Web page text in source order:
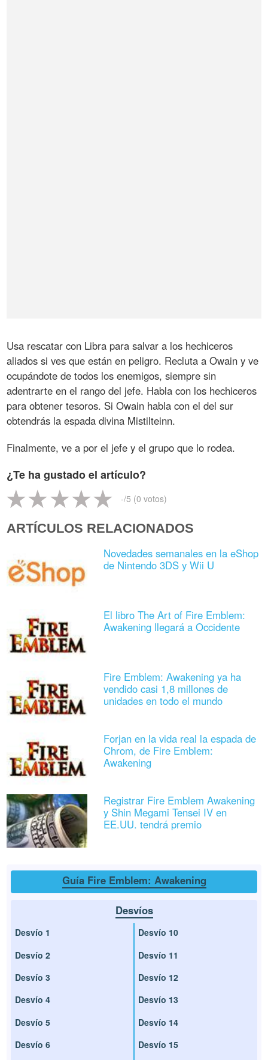
Usa rescatar con Libra para salvar a los hechiceros
aliados si ves que están en peligro. Recluta a Owain y ve
ocupándote de todos los enemigos, siempre sin
adentrarte en el rango del jefe. Habla con los hechiceros
para obtener tesoros. Si Owain habla con el del sur
obtendrás la espada divina Mistilteinn.
Finalmente, ve a por el jefe y el grupo que lo rodea.
¿Te ha gustado el artículo?
-/5 (0 votos)
ARTÍCULOS RELACIONADOS
Novedades semanales en la eShop
de Nintendo 3DS y Wii U
El libro The Art of Fire Emblem:
Awakening llegará a Occidente
Fire Emblem: Awakening ya ha
vendido casi 1,8 millones de
unidades en todo el mundo
Forjan en la vida real la espada de
Chrom, de Fire Emblem:
Awakening
Registrar Fire Emblem Awakening
y Shin Megami Tensei IV en
EE.UU. tendrá premio
Guía Fire Emblem: Awakening
Desvíos
Desvío 1
Desvío 2
Desvío 3
Desvío 4
Desvío 5
Desvío 6
Desvío 10
Desvío 11
Desvío 12
Desvío 13
Desvío 14
Desvío 15